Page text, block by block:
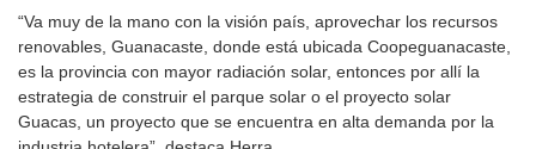
“Va muy de la mano con la visión país, aprovechar los recursos
renovables, Guanacaste, donde está ubicada Coopeguanacaste,
es la provincia con mayor radiación solar, entonces por allí la
estrategia de construir el parque solar o el proyecto solar
Guacas, un proyecto que se encuentra en alta demanda por la